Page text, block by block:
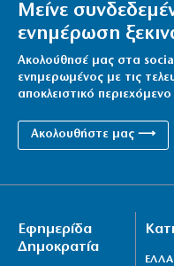
Μείνε
ενημέρωση
Ακολούθησέ μας στα
ενημερωμένος με τις
αποκλειστικό
Ακολουθήστε μας ⟶
Εφημερίδα
Δημοκρατία